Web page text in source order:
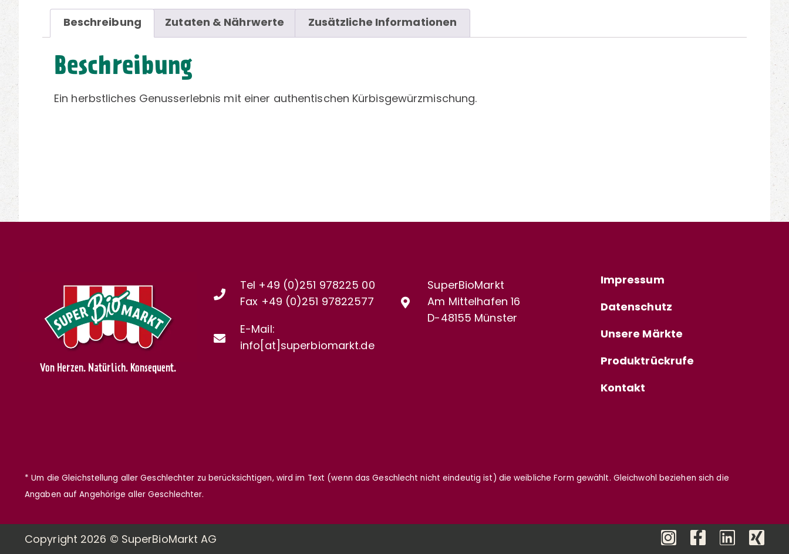
Beschreibung Zutaten & Nährwerte Zusätzliche Informationen
Beschreibung
Ein herbstliches Genusserlebnis mit einer authentischen Kürbisgewürzmischung.
Von Herzen. Natürlich. Konsequent.
Tel +49 (0)251 978225 00
Fax +49 (0)251 97822577
E-Mail:
info[at]superbiomarkt.de
SuperBioMarkt
Am Mittelhafen 16
D-48155 Münster
Impressum
Datenschutz
Unsere Märkte
Produktrückrufe
Kontakt
* Um die Gleichstellung aller Geschlechter zu berücksichtigen, wird im Text (wenn das Geschlecht nicht eindeutig ist) die weibliche Form gewählt. Gleichwohl beziehen sich die
Angaben auf Angehörige aller Geschlechter.
Copyright 2026 © SuperBioMarkt AG